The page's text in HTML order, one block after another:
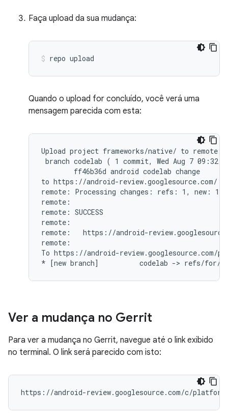
Faça upload da sua mudança:
repo upload
Quando o upload for concluído, você verá uma
mensagem parecida com esta:
Upload project frameworks/native/ to remote
branch codelab ( 1 commit, Wed Aug 7
        ff46b36d android codelab change
to https://android-review.googlesource.com/
remote: Processing changes: refs: 1, new: 1,
remote:
remote: SUCCESS
remote:
remote:   https://android-
remote:
To https://android-review.googlesource.com/
Ver a mudança no Gerrit
Para ver a mudança no Gerrit, navegue até o link exibido
no terminal. O link será parecido com isto: